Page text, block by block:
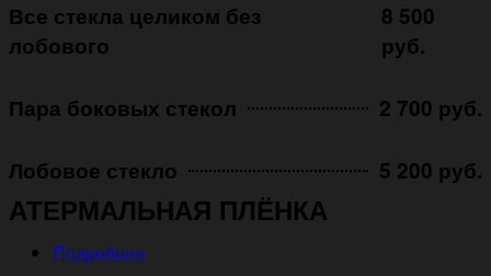
Все стекла целиком без
лобового
8 500
руб.
Пара боковых стекол 2 700 руб.
Лобовое стекло 5 200 руб.
АТЕРМАЛЬНАЯ ПЛЁНКА
Подробнее